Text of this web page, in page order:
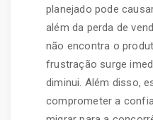
planejado pode
além da perda de
não encontra o
frustração surge
diminui. Além disso,
comprometer a